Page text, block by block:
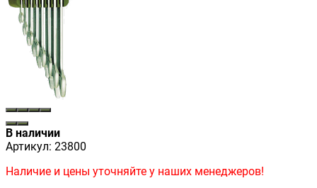
В наличии
Артикул: 23800
Наличие и цены уточняйте у наших менеджеров!